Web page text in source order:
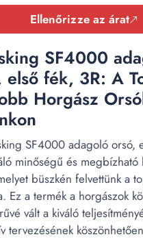
Ellenőrizze az árat
SF4000
első fék, 3R: A
Horgász
SF4000 adagoló orsó,
minőségű és megbízható
büszkén felvettünk a
Ez a termék a horgászok
vált a kiváló
tervezésének